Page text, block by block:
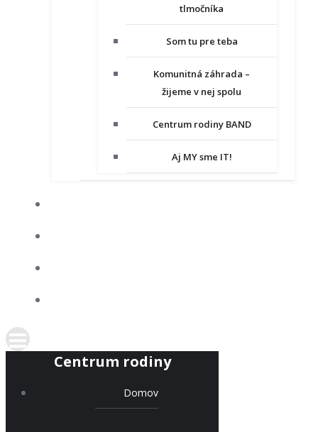
tlmočníka
Som tu pre teba
Komunitná záhrada –
žijeme v nej spolu
Centrum rodiny BAND
Aj MY sme IT!
Centrum rodiny
Domov